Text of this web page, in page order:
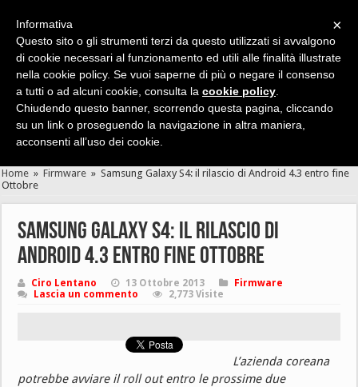
Cerca velocemente news, recensioni, guide, app, giochi ...
Home » Firmware » Samsung Galaxy S4: il rilascio di Android 4.3 entro fine
Ottobre
Samsung Galaxy S4: il rilascio di
Android 4.3 entro fine Ottobre
Ciro Lentano 13 Ottobre 2013
Firmware
Lascia un commento
2,773 Visite
L’azienda coreana
potrebbe avviare il roll out entro le prossime due
×
Informativa
Questo sito o gli strumenti terzi da questo utilizzati si avvalgono
di cookie necessari al funzionamento ed utili alle finalità illustrate
nella cookie policy. Se vuoi saperne di più o negare il consenso
a tutti o ad alcuni cookie, consulta la cookie policy
Chiudendo questo banner, scorrendo questa pagina, cliccando
su un link o proseguendo la navigazione in altra maniera,
acconsenti all’uso dei cookie.